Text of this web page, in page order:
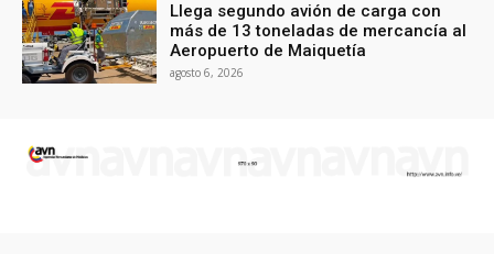
Llega segundo avión de carga con
más de 13 toneladas de mercancía al
Aeropuerto de Maiquetía
agosto 6, 2026